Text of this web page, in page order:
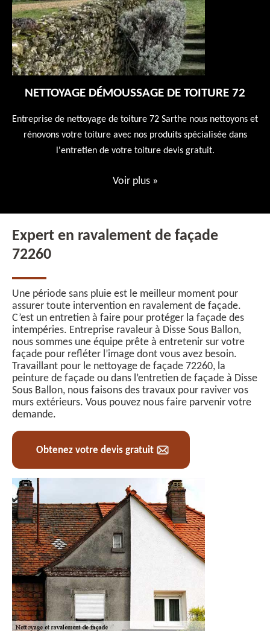
NETTOYAGE DÉMOUSSAGE DE TOITURE 72
Entreprise de nettoyage de toiture 72 Sarthe nous nettoyons et
rénovons votre toiture avec nos produits spécialisée dans
l'entretien de votre toiture devis gratuit.
Voir plus »
Expert en ravalement de façade
72260
Une période sans pluie est le meilleur moment pour
assurer toute intervention en ravalement de façade.
C’est un entretien à faire pour protéger la façade des
intempéries. Entreprise ravaleur à Disse Sous Ballon,
nous sommes une équipe prête à entretenir sur votre
façade pour refléter l’image dont vous avez besoin.
Travaillant pour le nettoyage de façade 72260, la
peinture de façade ou dans l’entretien de façade à Disse
Sous Ballon, nous faisons des travaux pour raviver vos
murs extérieurs. Vous pouvez nous faire parvenir votre
demande.
Obtenez votre devis gratuit